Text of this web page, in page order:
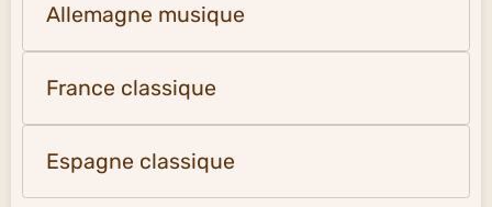
Allemagne musique
France classique
Espagne classique